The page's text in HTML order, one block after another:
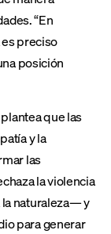
“En
preciso
posición
que las
y la
las
la violencia
naturaleza— y
para generar